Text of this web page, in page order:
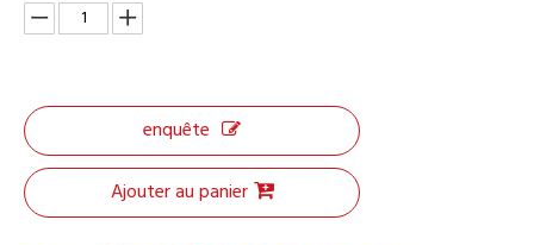
enquête
Ajouter au panier